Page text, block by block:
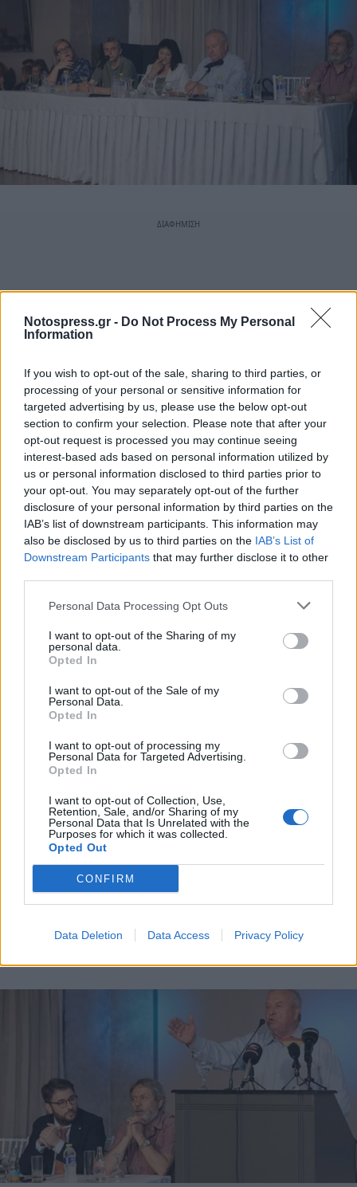
Notospress.gr - Do Not Process My Personal
Information
If you wish to opt-out of the sale, sharing to third parties, or
processing of your personal or sensitive information for
targeted advertising by us, please use the below opt-out
section to confirm your selection. Please note that after your
opt-out request is processed you may continue seeing
interest-based ads based on personal information utilized by
us or personal information disclosed to third parties prior to
your opt-out. You may separately opt-out of the further
disclosure of your personal information by third parties on the
IAB’s list of downstream participants. This information may
also be disclosed by us to third parties on the IAB’s List of
Downstream Participants that may further disclose it to other
Personal Data Processing Opt Outs
I want to opt-out of the Sharing of my
personal data.
Opted In
I want to opt-out of the Sale of my
Personal Data.
Opted In
I want to opt-out of processing my
Personal Data for Targeted Advertising.
Opted In
I want to opt-out of Collection, Use,
Retention, Sale, and/or Sharing of my
Personal Data that Is Unrelated with the
Purposes for which it was collected.
Opted Out
CONFIRM
Data Deletion Data Access Privacy Policy